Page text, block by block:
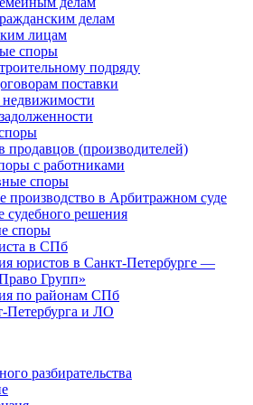
делам
лицам
споры
подряду
поставки
продавцов (производителей)
с работниками
споры
производство в Арбитражном суде
судебного решения
споры
в СПб
юристов в Санкт-Петербурге —
Групп»
по районам СПб
Петербурга и ЛО
разбирательства